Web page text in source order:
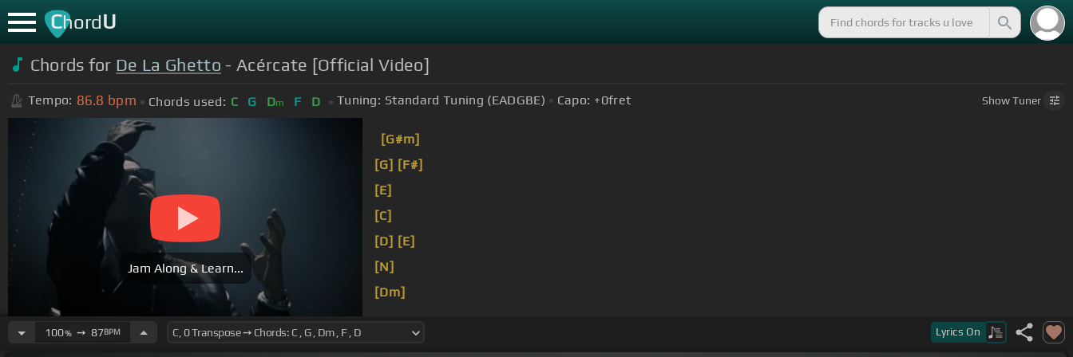
ChordU
Chords for De La Ghetto - Acércate [Official Video]
Tempo: 86.8 bpm Chords used: C G Dm F D Tuning: Standard Tuning (EADGBE) Capo: +0fret ShowTuner
Jam Along & Learn...
[G#m]
[G] [F#]
[E]
[C]
[D] [E]
[N]
[Dm]
100%➙ 87BPM Lyrics On